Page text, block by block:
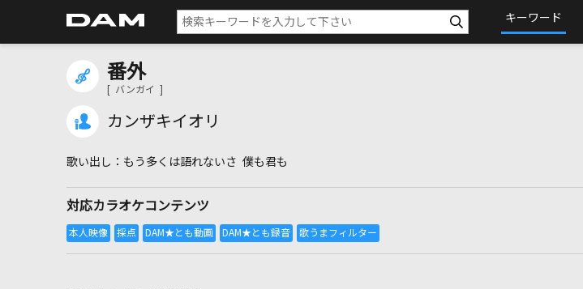
キーワード
番外
[ バンガイ ]
カンザキイオリ
もう多くは語れないさ 僕も君も
対応カラオケコンテンツ